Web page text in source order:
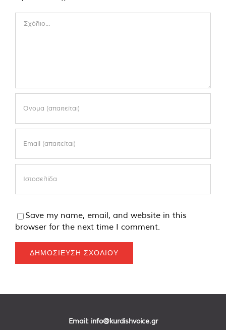
Save my name, email, and website in this
browser for the next time I comment.
Email: info@kurdishvoice.gr